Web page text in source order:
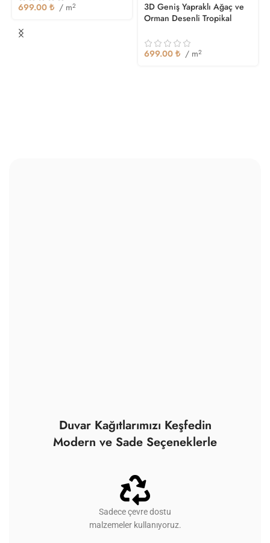
699.00 ₺ / m2
3D Geniş Yapraklı Ağaç ve
Orman Desenli Tropikal
699.00 ₺ / m2
Duvar Kağıtlarımızı Keşfedin
Modern ve Sade Seçeneklerle
Sadece çevre dostu
malzemeler kullanıyoruz.